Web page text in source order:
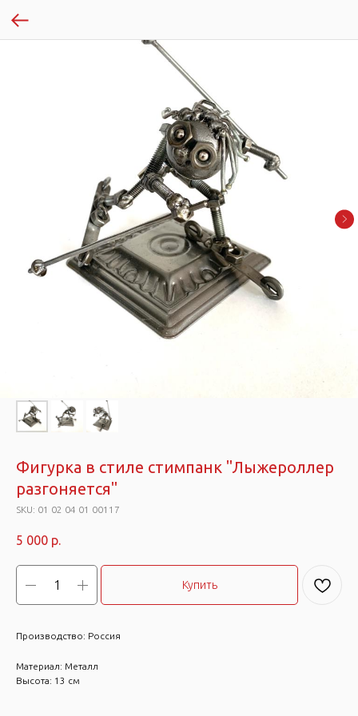
Фигурка в стиле стимпанк "Лыжероллер
разгоняется"
SKU: 01 02 04 01 00117
5 000 р.
Купить
Производство: Россия
Материал: Металл
Высота: 13 см